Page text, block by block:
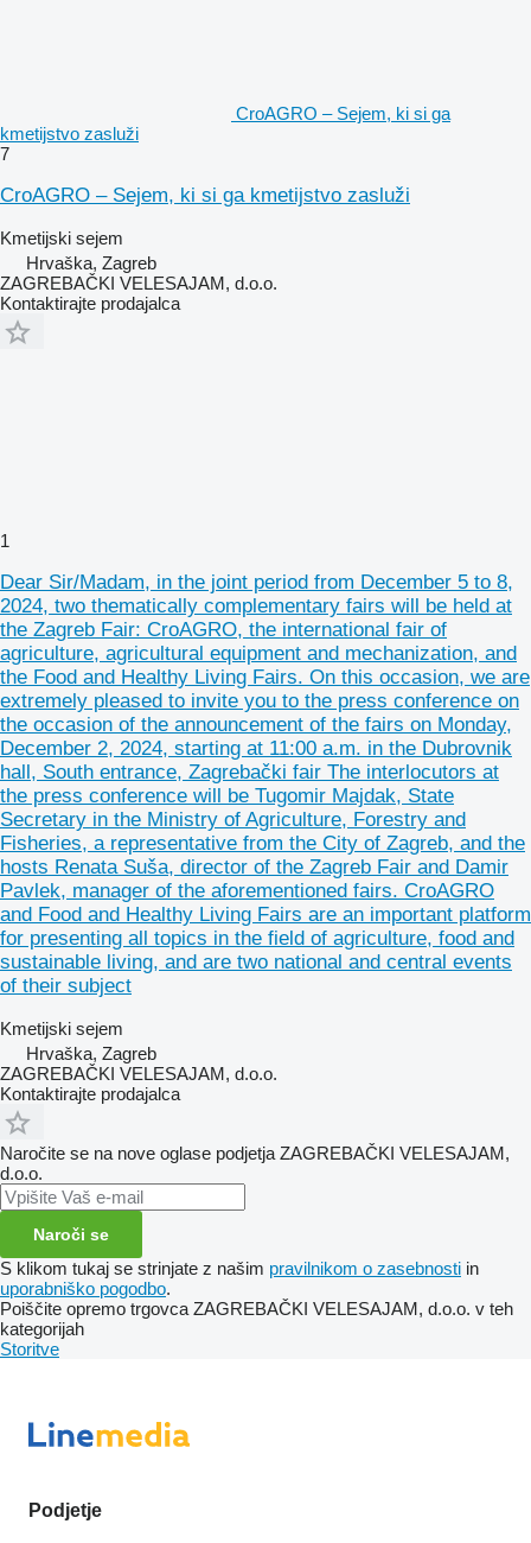
CroAGRO – Sejem, ki si ga
kmetijstvo zasluži
7
CroAGRO – Sejem, ki si ga kmetijstvo zasluži
Kmetijski sejem
Hrvaška, Zagreb
ZAGREBAČKI VELESAJAM, d.o.o.
Kontaktirajte prodajalca
1
Dear Sir/Madam, in the joint period from December 5 to 8,
2024, two thematically complementary fairs will be held at
the Zagreb Fair: CroAGRO, the international fair of
agriculture, agricultural equipment and mechanization, and
the Food and Healthy Living Fairs. On this occasion, we are
extremely pleased to invite you to the press conference on
the occasion of the announcement of the fairs on Monday,
December 2, 2024, starting at 11:00 a.m. in the Dubrovnik
hall, South entrance, Zagrebački fair The interlocutors at
the press conference will be Tugomir Majdak, State
Secretary in the Ministry of Agriculture, Forestry and
Fisheries, a representative from the City of Zagreb, and the
hosts Renata Suša, director of the Zagreb Fair and Damir
Pavlek, manager of the aforementioned fairs. CroAGRO
and Food and Healthy Living Fairs are an important platform
for presenting all topics in the field of agriculture, food and
sustainable living, and are two national and central events
of their subject
Kmetijski sejem
Hrvaška, Zagreb
ZAGREBAČKI VELESAJAM, d.o.o.
Kontaktirajte prodajalca
Naročite se na nove oglase podjetja ZAGREBAČKI VELESAJAM,
d.o.o.
Naroči se
S klikom tukaj se strinjate z našim pravilnikom o zasebnosti in
uporabniško pogodbo.
Poiščite opremo trgovca ZAGREBAČKI VELESAJAM, d.o.o. v teh
kategorijah
Storitve
Podjetje